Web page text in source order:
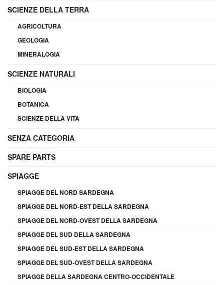
SCIENZE DELLA TERRA
AGRICOLTURA
GEOLOGIA
MINERALOGIA
SCIENZE NATURALI
BIOLOGIA
BOTANICA
SCIENZE DELLA VITA
SENZA CATEGORIA
SPARE PARTS
SPIAGGE
SPIAGGE DEL NORD SARDEGNA
SPIAGGE DEL NORD-EST DELLA SARDEGNA
SPIAGGE DEL NORD-OVEST DELLA SARDEGNA
SPIAGGE DEL SUD DELLA SARDEGNA
SPIAGGE DEL SUD-EST DELLA SARDEGNA
SPIAGGE DEL SUD-OVEST DELLA SARDEGNA
SPIAGGE DELLA SARDEGNA CENTRO-OCCIDENTALE